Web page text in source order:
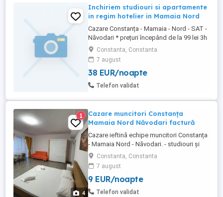
Inchiriem studiouri si apartamente
in regim hotelier in Mamaia Nord
Cazare Constanța - Mamaia - Nord - SAT -
Năvodari * prețuri începând de la 99 lei 3h
in intervalul (08.00-18.00) *Vă punem la
dispozitie apartamente si studiouri în
Mamaia nord zona: Hanul Piraților, Hanul
cu Pește, Opera, Onix, Titanic, Uzina de
Pizza, Mackerel, Resort Building Ștefan,
Constanta, Constanta
7 august
38 EUR/noapte
Telefon validat
4
1
Cazare muncitori Constanța
Mamaia Nord Năvodari factură
Cazare ieftină echipe muncitori Constanța
- Mamaia Nord - Năvodari. - studiouri și
apartamente cu bucatarie utilată, TV,
internet, loc de parcare auto; -
supermarketuri în zonă: Lidl, Mega Image
și Profi; - în funcție de nr. de persoane
trimit poze și video pe WhatsApp cu
Constanta, Constanta
7 august
9 EUR/noapte
Telefon validat